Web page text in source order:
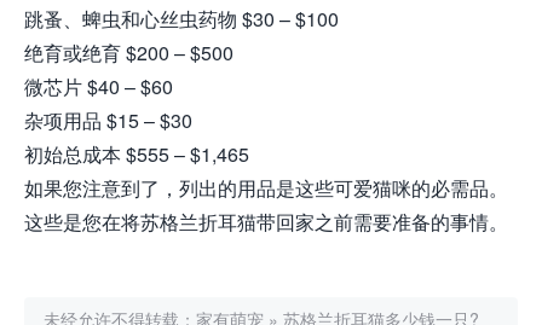
跳蚤、蜱虫和心丝虫药物 $30 – $100
绝育或绝育 $200 – $500
微芯片 $40 – $60
杂项用品 $15 – $30
初始总成本 $555 – $1,465
如果您注意到了，列出的用品是这些可爱猫咪的必需品。
这些是您在将苏格兰折耳猫带回家之前需要准备的事情。
未经允许不得转载： 家有萌宠 » 苏格兰折耳猫多少钱一只?